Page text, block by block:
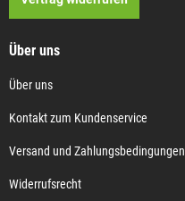
Über uns
Über uns
Kontakt zum Kundenservice
Versand und Zahlungsbedingungen
Widerrufsrecht